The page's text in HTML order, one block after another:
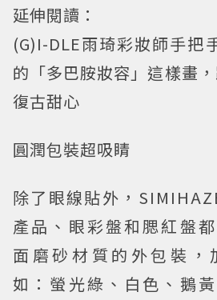
延伸閱讀：
(G)I-DLE雨琦彩妝師手把
的「多巴胺妝容」這樣畫
復古甜心
圓潤包裝超吸睛
除了眼線貼外，
產品、眼彩盤和腮紅盤
面磨砂材質的外包裝，
如：螢光綠、白色、鵝